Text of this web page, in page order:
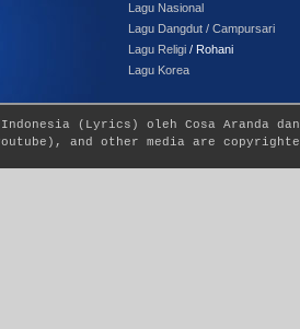
Lagu Nasional
Lagu Dangdut / Campursari
Lagu Religi / Rohani
Lagu Korea
( Lyrics ) oleh Cosa Aranda
and other media are